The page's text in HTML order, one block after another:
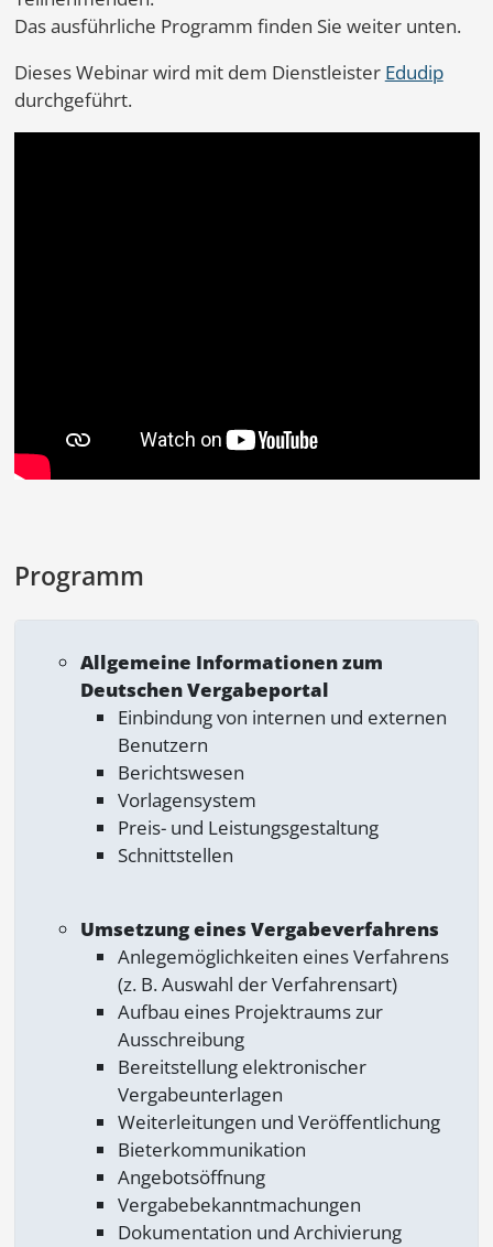
Das ausführliche Programm finden Sie weiter unten.
Dieses Webinar wird mit dem Dienstleister Edudip
durchgeführt.
Programm
Allgemeine Informationen zum
Deutschen Vergabeportal
Einbindung von internen und externen
Benutzern
Berichtswesen
Vorlagensystem
Preis- und Leistungsgestaltung
Schnittstellen
Umsetzung eines Vergabeverfahrens
Anlegemöglichkeiten eines Verfahrens
(z. B. Auswahl der Verfahrensart)
Aufbau eines Projektraums zur
Ausschreibung
Bereitstellung elektronischer
Vergabeunterlagen
Weiterleitungen und Veröffentlichung
Bieterkommunikation
Angebotsöffnung
Vergabebekanntmachungen
Dokumentation und Archivierung